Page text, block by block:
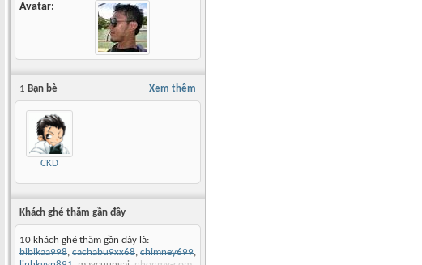
Avatar
Xem thêm
1 Bạn bè
CKD
Khách ghé thăm gần đây
10 khách ghé thăm gần đây là:
bibikaa998, cachabu9xx68, chimney699,